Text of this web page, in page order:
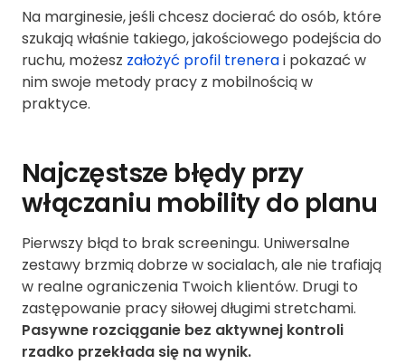
Na marginesie, jeśli chcesz docierać do osób, które
szukają właśnie takiego, jakościowego podejścia do
ruchu, możesz założyć profil trenerai pokazać w
nim swoje metody pracy z mobilnością w
praktyce.
Najczęstsze błędy przy
włączaniu mobility do planu
Pierwszy błąd to brak screeningu. Uniwersalne
zestawy brzmią dobrze w socialach, ale nie trafiają
w realne ograniczenia Twoich klientów. Drugi to
zastępowanie pracy siłowej długimi stretchami.
Pasywne rozciąganie bez aktywnej kontroli
rzadko przekłada się na wynik.